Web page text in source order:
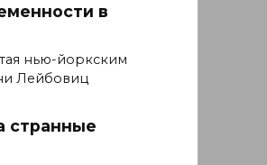
в
нью-йоркским
Лейбовиц
странные